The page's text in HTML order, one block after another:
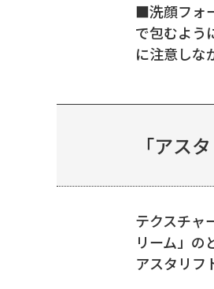
■洗顔フォ
で包むよう
に注意しな
「アス
テクスチャ
リーム」の
アスタリフ